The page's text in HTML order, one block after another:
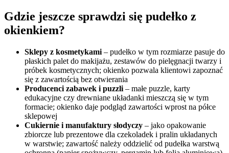
Gdzie jeszcze sprawdzi się pudełko z
okienkiem?
Sklepy z kosmetykami – pudełko w tym rozmiarze pasuje do
płaskich palet do makijażu, zestawów do pielęgnacji twarzy i
próbek kosmetycznych; okienko pozwala klientowi zapoznać
się z zawartością bez otwierania
Producenci zabawek i puzzli – małe puzzle, karty
edukacyjne czy drewniane układanki mieszczą się w tym
formacie; okienko daje podgląd zawartości wprost na półce
sklepowej
Cukiernie i manufaktury słodyczy – jako opakowanie
zbiorcze lub prezentowe dla czekoladek i pralin układanych
w warstwie; zawartość należy oddzielić od pudełka warstwą